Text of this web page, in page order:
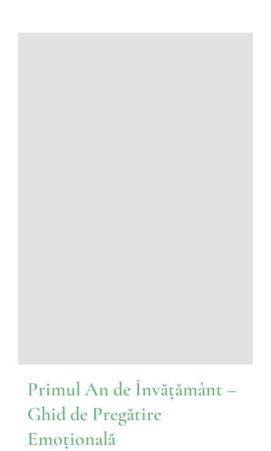
Primul An de Învățământ –
Ghid de Pregătire
Emoțională